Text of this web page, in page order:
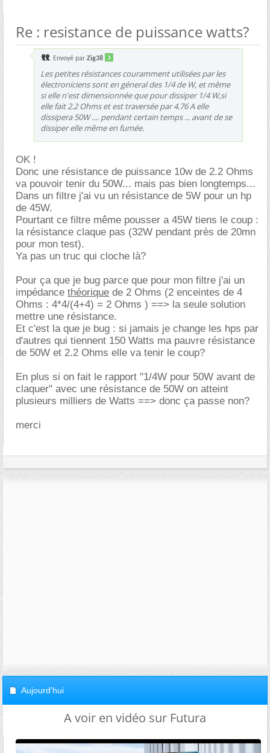
Re : resistance de puissance watts?
Envoyé par Zig38
Les petites résistances couramment utilisées par les
électroniciens sont en géneral des 1/4 de W, et même
si elle n'est dimensionnée que pour dissiper 1/4 W,si
elle fait 2.2 Ohms et est traversée par 4.76 A elle
dissipera 50W .... pendant certain temps ... avant de se
dissiper elle même en fumée.
OK !
Donc une résistance de puissance 10w de 2.2 Ohms
va pouvoir tenir du 50W... mais pas bien longtemps...
Dans un filtre j'ai vu un résistance de 5W pour un hp
de 45W.
Pourtant ce filtre même pousser a 45W tiens le coup :
la résistance claque pas (32W pendant près de 20mn
pour mon test).
Ya pas un truc qui cloche là?
Pour ça que je bug parce que pour mon filtre j'ai un
impédance théorique de 2 Ohms (2 enceintes de 4
Ohms : 4*4/(4+4) = 2 Ohms ) ==> la seule solution
mettre une résistance.
Et c'est la que je bug : si jamais je change les hps par
d'autres qui tiennent 150 Watts ma pauvre résistance
de 50W et 2.2 Ohms elle va tenir le coup?
En plus si on fait le rapport "1/4W pour 50W avant de
claquer" avec une résistance de 50W on atteint
plusieurs milliers de Watts ==> donc ça passe non?
merci
Aujourd'hui
A voir en vidéo sur Futura